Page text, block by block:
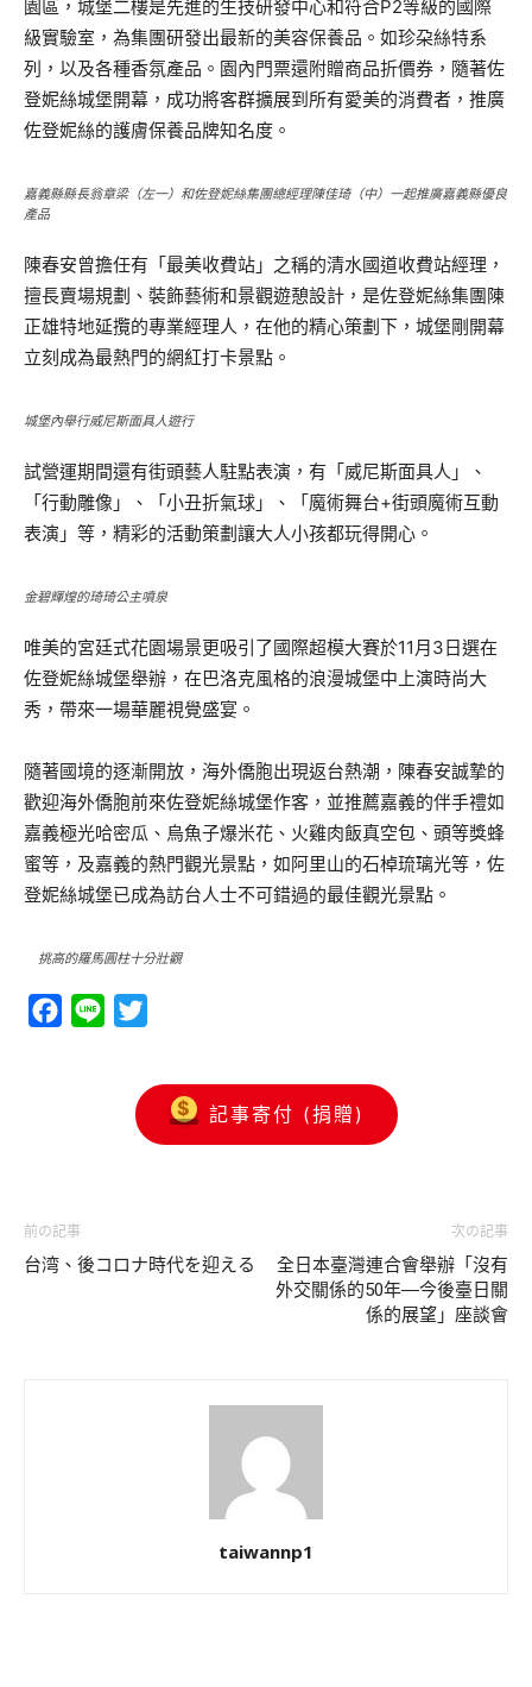
園區，城堡二樓是先進的生技研發中心和符合P2等級的國際
級實驗室，為集團研發出最新的美容保養品。如珍朶絲特系
列，以及各種香氛產品。園內門票還附贈商品折價券，隨著佐
登妮絲城堡開幕，成功將客群擴展到所有愛美的消費者，推廣
佐登妮絲的護膚保養品牌知名度。
嘉義縣縣長翁章梁（左一）和佐登妮絲集團總經理陳佳琦（中）一起推廣嘉義縣優良
產品
陳春安曾擔任有「最美收費站」之稱的清水國道收費站經理，
擅長賣場規劃、裝飾藝術和景觀遊憩設計，是佐登妮絲集團陳
正雄特地延攬的專業經理人，在他的精心策劃下，城堡剛開幕
立刻成為最熱門的網紅打卡景點。
城堡內舉行威尼斯面具人遊行
試營運期間還有街頭藝人駐點表演，有「威尼斯面具人」、
「行動雕像」、「小丑折氣球」、「魔術舞台+街頭魔術互動
表演」等，精彩的活動策劃讓大人小孩都玩得開心。
金碧輝煌的琦琦公主噴泉
唯美的宮廷式花園場景更吸引了國際超模大賽於11月3日選在
佐登妮絲城堡舉辦，在巴洛克風格的浪漫城堡中上演時尚大
秀，帶來一場華麗視覺盛宴。
隨著國境的逐漸開放，海外僑胞出現返台熱潮，陳春安誠摯的
歡迎海外僑胞前來佐登妮絲城堡作客，並推薦嘉義的伴手禮如
嘉義極光哈密瓜、烏魚子爆米花、火雞肉飯真空包、頭等獎蜂
蜜等，及嘉義的熱門觀光景點，如阿里山的石棹琉璃光等，佐
登妮絲城堡已成為訪台人士不可錯過的最佳觀光景點。
挑高的羅馬圓柱十分壯觀
Facebook
Line
記事寄付 (捐贈)
前の記事
台湾、後コロナ時代を迎える
次の記事
全日本臺灣連合會舉辦「沒有
外交關係的50年―今後臺日關
係的展望」座談會
taiwannp1